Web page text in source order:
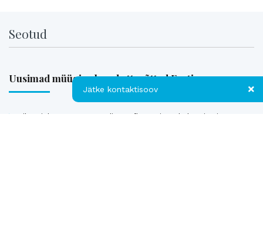
Seotud
Uusimad müügis olevad ettevõtted Eestis
Pika ajalooga transpordiettevõte, mis pakub täis- ja
Jätke kontaktisoov